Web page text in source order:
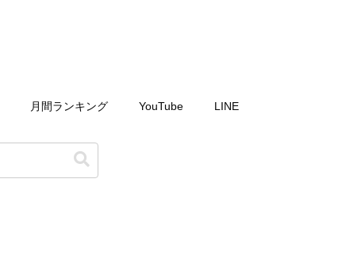
月間ランキング YouTube LINE